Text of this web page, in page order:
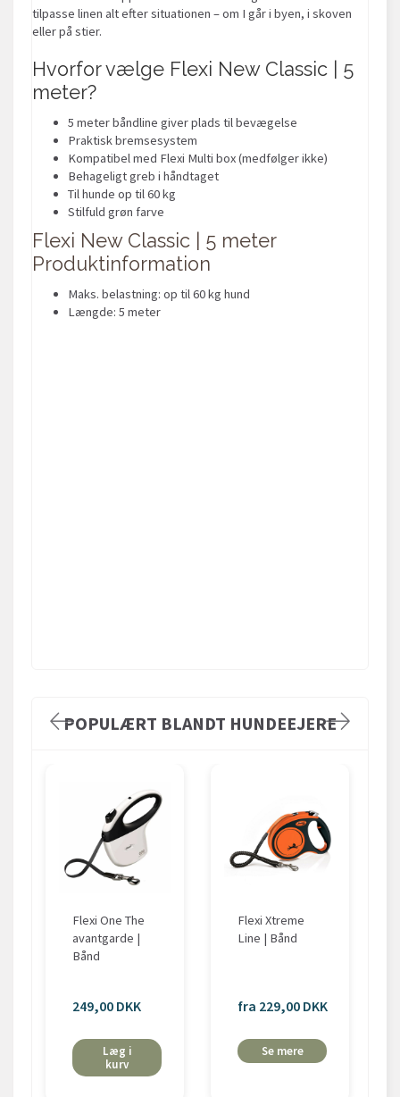
tilpasse linen alt efter situationen – om I går i byen, i skoven
eller på stier.
Hvorfor vælge Flexi New Classic | 5
meter?
5 meter båndline giver plads til bevægelse
Praktisk bremsesystem
Kompatibel med Flexi Multi box (medfølger ikke)
Behageligt greb i håndtaget
Til hunde op til 60 kg
Stilfuld grøn farve
Flexi New Classic | 5 meter
Produktinformation
Maks. belastning: op til 60 kg hund
Længde: 5 meter
POPULÆRT BLANDT HUNDEEJERE
Flexi One The
avantgarde |
Bånd
249,00 DKK
Læg i
kurv
Flexi Xtreme
Line | Bånd
fra 229,00 DKK
Se mere